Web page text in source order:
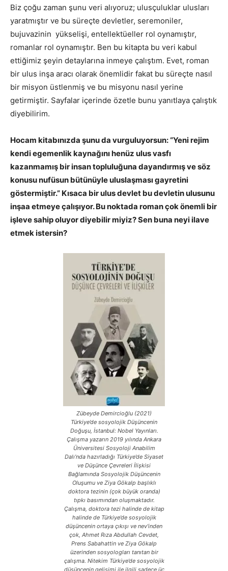
Biz çoğu zaman şunu veri alıyoruz; ulusçuluklar ulusları
yaratmıştır ve bu süreçte devletler, seremoniler,
bujuvazinin yükselişi, entellektüeller rol oynamıştır,
romanlar rol oynamıştır. Ben bu kitapta bu veri kabul
ettiğimiz şeyin detaylarına inmeye çalıştım. Evet, roman
bir ulus inşa aracı olarak önemlidir fakat bu süreçte nasıl
bir misyon üstlenmiş ve bu misyonu nasıl yerine
getirmiştir. Sayfalar içerinde özetle bunu yanıtlaya çalıştık
diyebilirim.
Hocam kitabınızda şunu da vurguluyorsun: “Yeni rejim
kendi egemenlik kaynağını henüz ulus vasfı
kazanmamış bir insan topluluğuna dayandırmış ve söz
konusu nufüsun bütünüyle uluslaşması gayretini
göstermiştir.” Kısaca bir ulus devlet bu devletin ulusunu
inşaa etmeye çalışıyor. Bu noktada roman çok önemli bir
işleve sahip oluyor diyebilir miyiz? Sen buna neyi ilave
etmek istersin?
Zübeyde Demircioğlu (2021)
Türkiye’de sosyolojik Düşüncenin
Doğuşu, İstanbul: Nobel Yayınları.
Çalışma yazarın 2019 yılında Ankara
Üniversitesi Sosyoloji Anabilim
Dalı’nda hazırladığı Türkiye’de Siyaset
ve Düşünce Çevreleri İlişkisi
Bağlamında Sosyolojik Düşüncenin
Oluşumu ve Ziya Gökalp başlıklı
doktora tezinin (çok büyük oranda)
tıpkı basımından oluşmaktadır.
Çalışma, doktora tezi halinde de kitap
halinde de Türkiye’de sosyolojik
düşüncenin ortaya çıkışı ve nev’inden
çok, Ahmet Rıza Abdullah Cevdet,
Prens Sabahattin ve Ziya Gökalp
üzerinden sosyologları tanıtan bir
çalışma. Nitekim Türkiye’de sosyolojik
düşüncenin gelişimi ile ilgili sadece üç